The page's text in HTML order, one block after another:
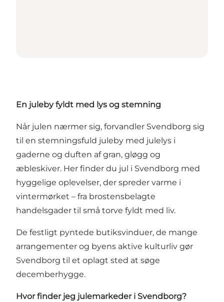
En juleby fyldt med lys og stemning
Når julen nærmer sig, forvandler Svendborg sig
til en stemningsfuld juleby med julelys i
gaderne og duften af gran, gløgg og
æbleskiver. Her finder du jul i Svendborg med
hyggelige oplevelser, der spreder varme i
vintermørket – fra brostensbelagte
handelsgader til små torve fyldt med liv.
De festligt pyntede butiksvinduer, de mange
arrangementer og byens aktive kulturliv gør
Svendborg til et oplagt sted at søge
decemberhygge.
Hvor finder jeg julemarkeder i Svendborg?